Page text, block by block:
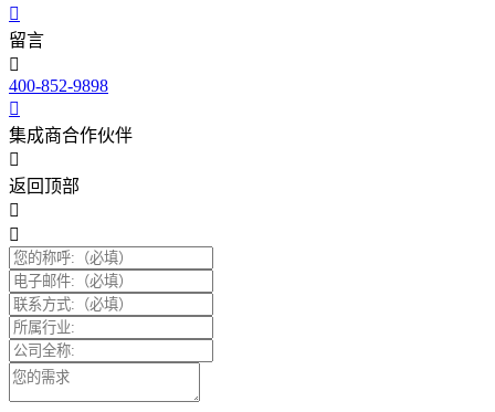
留言
400-852-9898
集成商合作伙伴
返回顶部